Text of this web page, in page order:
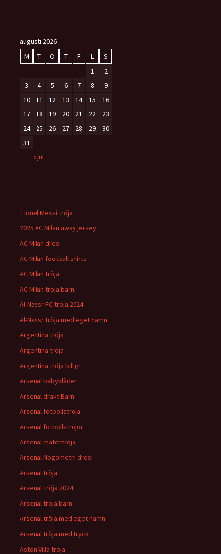
augusti 2026
M
T O T F L
S
1
2
3
4 5 6 7 8
9
10
11 12 13 14 15
16
17
18 19 20 21 22
23
24
25 26 27 28 29
30
31
« jul
Lionel Messi tröja
2025 AC Milan away jersey
AC Milan dresi
AC Milan football shirts
AC Milan tröja
AC Milan tröja barn
Al-Nassr FC tröja 2024
Al-Nassr tröja med eget namn
Argentina tröja
Argentina tröja
Argentina tröja billigt
Arsenal babykläder
Arsenal drakt Barn
Arsenal fotbollströja
Arsenal fotbollströjor
Arsenal matchtröja
Arsenal Nogometni dresi
Arsenal tröja
Arsenal Tröja 2024
Arsenal tröja barn
Arsenal tröja med eget namn
Arsenal tröja med tryck
Aston Villa tröja